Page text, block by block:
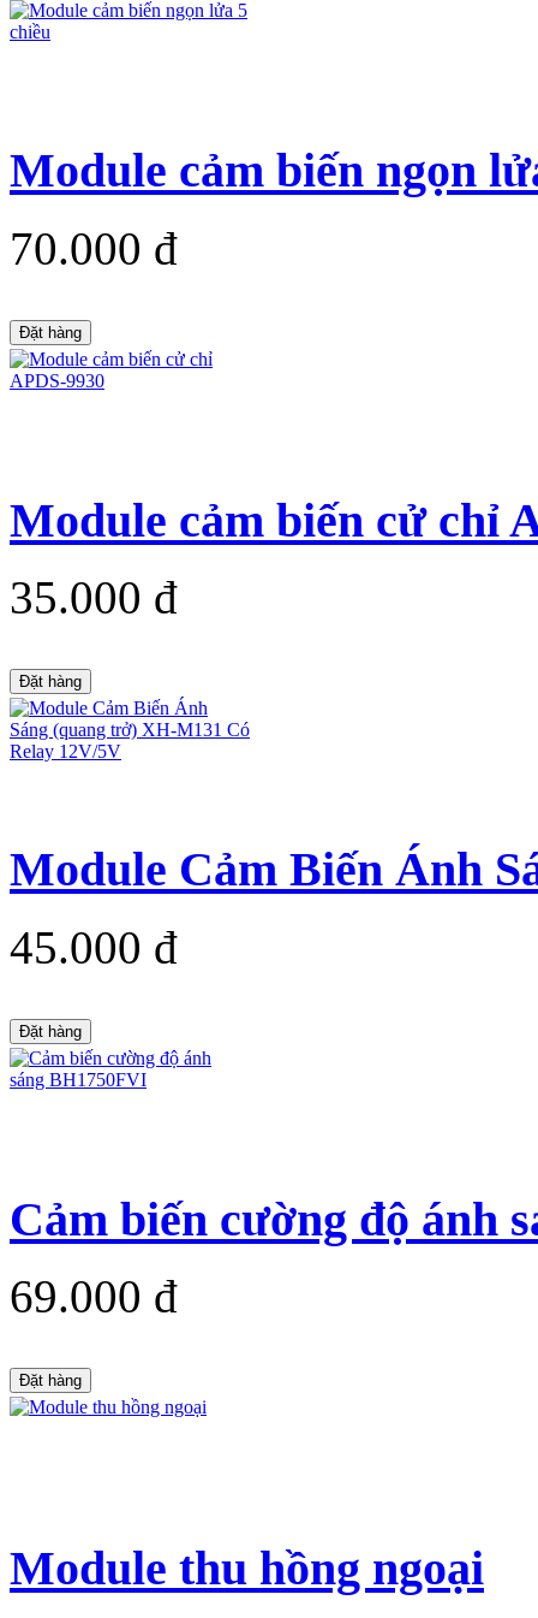
Module cảm biến ngọn
70.000 đ
Đặt hàng
Module cảm biến cử chỉ
35.000 đ
Đặt hàng
Module Cảm Biến Ánh
45.000 đ
Đặt hàng
Cảm biến cường độ ánh
69.000 đ
Đặt hàng
Module thu hồng ngoại